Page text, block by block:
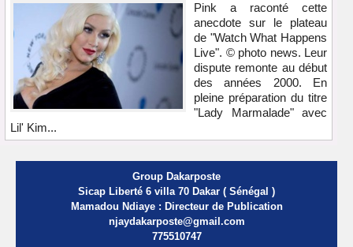
Pink a raconté cette
anecdote sur le plateau
de "Watch What Happens
Live". © photo news. Leur
dispute remonte au début
des années 2000. En
pleine préparation du titre
"Lady Marmalade" avec
Lil' Kim...
Group Dakarposte
Sicap Liberté 6 villa 70 Dakar ( Sénégal )
Mamadou Ndiaye : Directeur de Publication
njaydakarposte@gmail.com
775510747